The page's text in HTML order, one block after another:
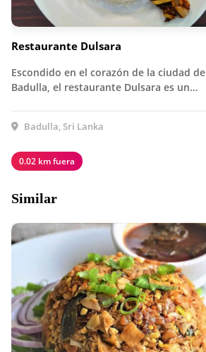
Restaurante Dulsara
Escondido en el corazón de la ciudad de
Badulla, el restaurante Dulsara es un…
Badulla, Sri Lanka
0.02 km fuera
Similar